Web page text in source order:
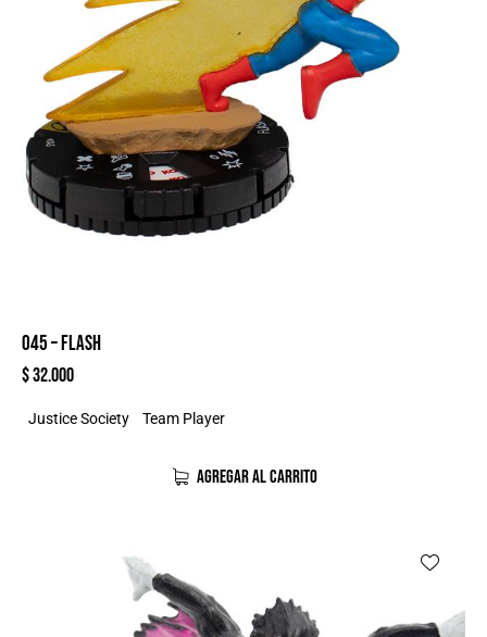
045 – FLASH
$32.000
Justice Society Team Player
AGREGAR AL CARRITO